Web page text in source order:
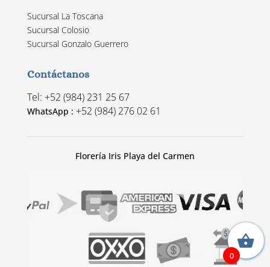
Sucursal La Toscana
Sucursal Colosio
Sucursal Gonzalo Guerrero
Contáctanos
Tel: +52 (984) 231 25 67
WhatsApp : +52 (984) 276 02 61
Florería Iris Playa del Carmen
0